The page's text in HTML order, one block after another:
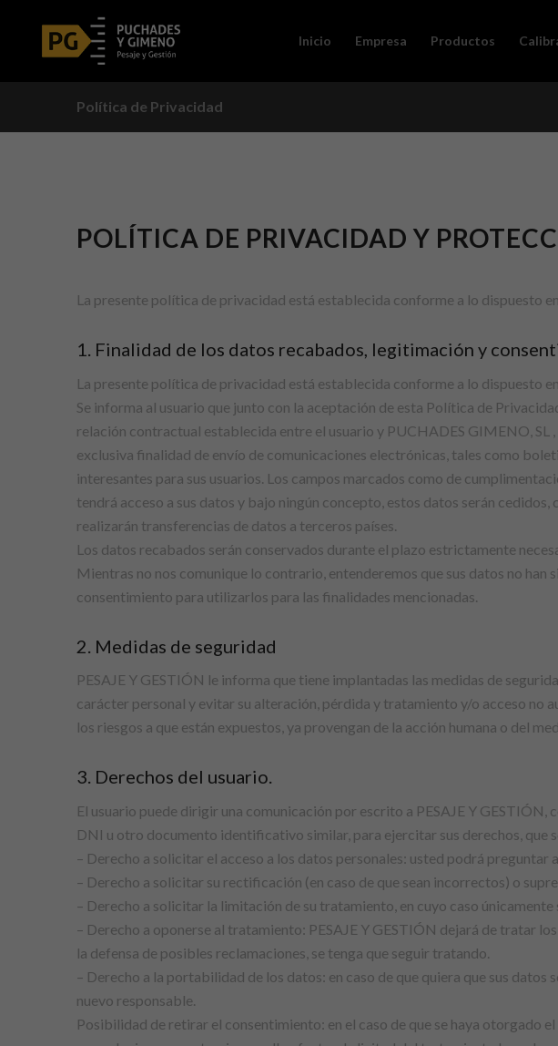
Inicio Empresa Productos
Política de Privacidad
POLÍTICA DE PRIVACIDAD Y
La presente política de privacidad está establecida conforme a lo dispuesto
1. Finalidad de los datos recabados, legitimación y
La presente política de privacidad está establecida conforme a lo dispuesto
Se informa al usuario que junto con la aceptación de esta Política de
relación contractual establecida entre el usuario y PUCHADES GIMENO, SL
exclusiva finalidad de envío de comunicaciones electrónicas, tales como
interesantes para sus usuarios. Los campos marcados como de
tendrá acceso a sus datos y bajo ningún concepto, estos datos serán
realizarán transferencias de datos a terceros países.
Los datos recabados serán conservados durante el plazo estrictamente
Mientras no nos comunique lo contrario, entenderemos que sus datos no
consentimiento para utilizarlos para las finalidades mencionadas.
2. Medidas de seguridad
PESAJE Y GESTIÓN le informa que tiene implantadas las medidas de
carácter personal y evitar su alteración, pérdida y tratamiento y/o acceso no
los riesgos a que están expuestos, ya provengan de la acción humana o del
3. Derechos del usuario.
El usuario puede dirigir una comunicación por escrito a PESAJE Y
DNI u otro documento identificativo similar, para ejercitar sus derechos, que
– Derecho a solicitar el acceso a los datos personales: usted podrá preguntar
– Derecho a solicitar su rectificación (en caso de que sean incorrectos) o
– Derecho a solicitar la limitación de su tratamiento, en cuyo caso
– Derecho a oponerse al tratamiento: PESAJE Y GESTIÓN dejará de tratar
la defensa de posibles reclamaciones, se tenga que seguir tratando.
– Derecho a la portabilidad de los datos: en caso de que quiera que sus
nuevo responsable.
Posibilidad de retirar el consentimiento: en el caso de que se haya otorgado